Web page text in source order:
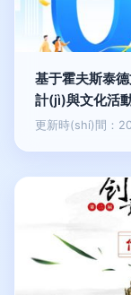
基于霍夫斯泰
計(jì)與文化活
更新時(shí)間：